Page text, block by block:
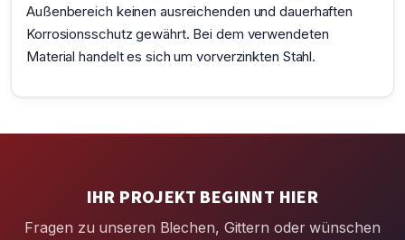
Außenbereich keinen ausreichenden und dauerhaften
Korrosionsschutz gewährt. Bei dem verwendeten
Material handelt es sich um vorverzinkten Stahl.
IHR PROJEKT BEGINNT HIER
Fragen zu unseren Blechen, Gittern oder wünschen